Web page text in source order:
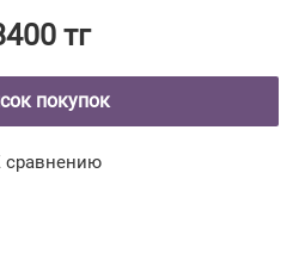
тг
покупок
сравнению